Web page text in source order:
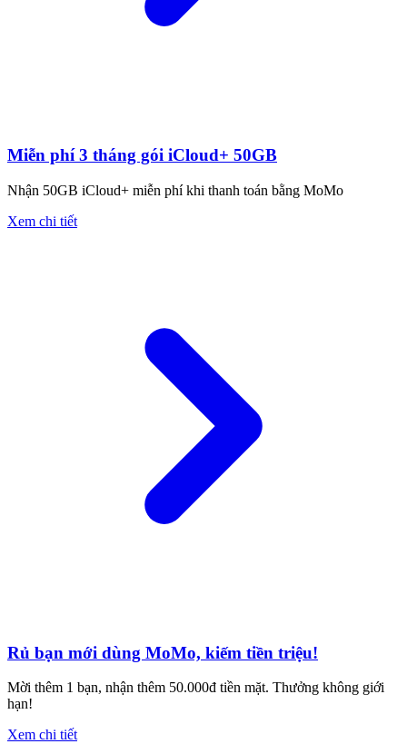
Miễn phí 3 tháng gói iCloud+ 50GB
Nhận 50GB iCloud+ miễn phí khi thanh toán bằng MoMo
Xem chi tiết
Rủ bạn mới dùng MoMo, kiếm tiền triệu!
Mời thêm 1 bạn, nhận thêm 50.000đ tiền mặt. Thưởng không giới
hạn!
Xem chi tiết